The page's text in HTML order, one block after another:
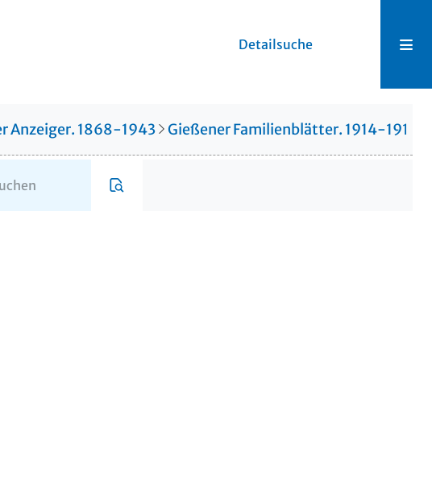
Detailsuche
Anzeiger. 1868-1943 Gießener Familienblätter. 1914-1914